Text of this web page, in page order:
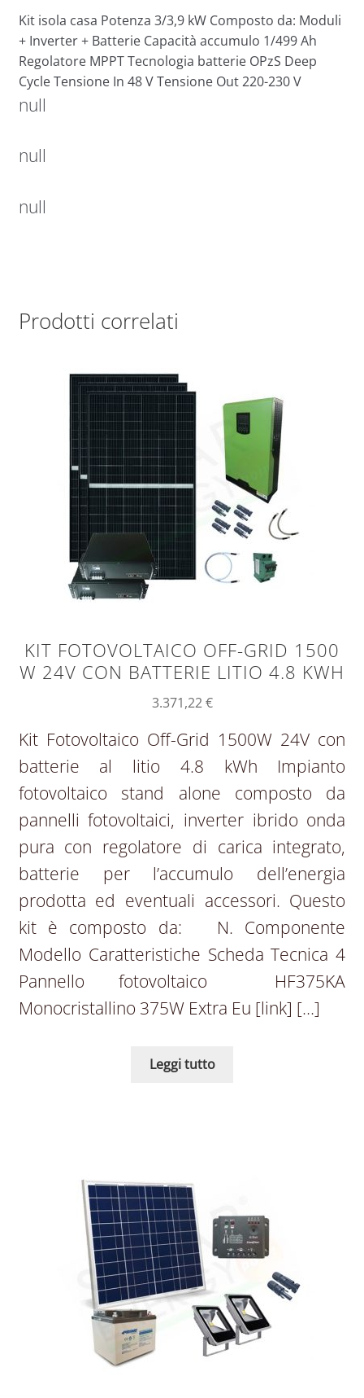
Kit isola casa Potenza 3/3,9 kW Composto da: Moduli
+ Inverter + Batterie Capacità accumulo 1/499 Ah
Regolatore MPPT Tecnologia batterie OPzS Deep
Cycle Tensione In 48 V Tensione Out 220-230 V
null
null
null
Prodotti correlati
KIT FOTOVOLTAICO OFF-GRID 1500
W 24V CON BATTERIE LITIO 4.8 KWH
3.371,22€
Kit Fotovoltaico Off-Grid 1500W 24V con
batterie al litio 4.8 kWh Impianto
fotovoltaico stand alone composto da
pannelli fotovoltaici, inverter ibrido onda
pura con regolatore di carica integrato,
batterie per l’accumulo dell’energia
prodotta ed eventuali accessori. Questo
kit è composto da: N. Componente
Modello Caratteristiche Scheda Tecnica 4
Pannello fotovoltaico HF375KA
Monocristallino 375W Extra Eu [link] […]
Leggi tutto